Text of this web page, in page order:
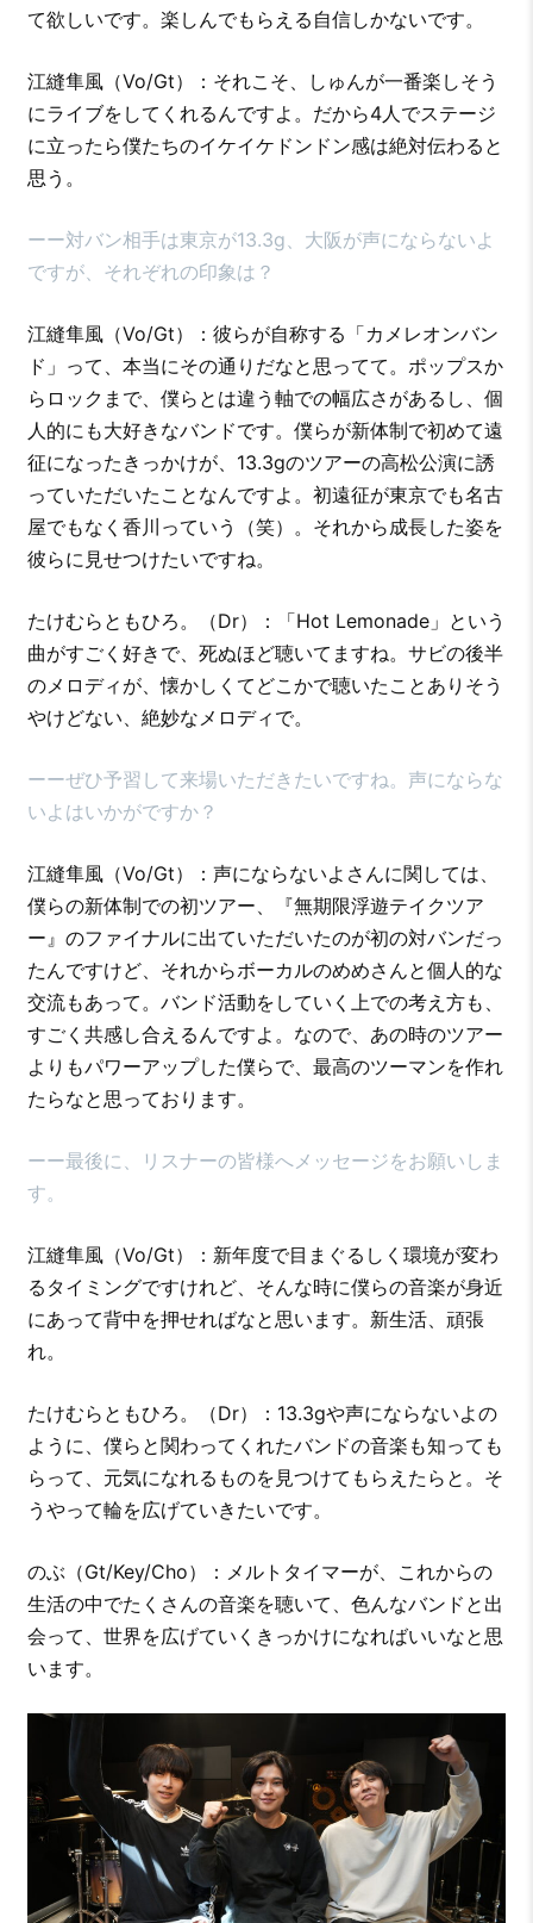
て欲しいです。楽しんでもらえる自信しかないです。
江縫隼風（Vo/Gt）：それこそ、しゅんが一番楽しそう
にライブをしてくれるんですよ。だから4人でステージ
に立ったら僕たちのイケイケドンドン感は絶対伝わると
思う。
ーー対バン相手は東京が13.3g、大阪が声にならないよ
ですが、それぞれの印象は？
江縫隼風（Vo/Gt）：彼らが自称する「カメレオンバン
ド」って、本当にその通りだなと思ってて。ポップスか
らロックまで、僕らとは違う軸での幅広さがあるし、個
人的にも大好きなバンドです。僕らが新体制で初めて遠
征になったきっかけが、13.3gのツアーの高松公演に誘
っていただいたことなんですよ。初遠征が東京でも名古
屋でもなく香川っていう（笑）。それから成長した姿を
彼らに見せつけたいですね。
たけむらともひろ。（Dr）：「Hot Lemonade」という
曲がすごく好きで、死ぬほど聴いてますね。サビの後半
のメロディが、懐かしくてどこかで聴いたことありそう
やけどない、絶妙なメロディで。
ーーぜひ予習して来場いただきたいですね。声にならな
いよはいかがですか？
江縫隼風（Vo/Gt）：声にならないよさんに関しては、
僕らの新体制での初ツアー、『無期限浮遊テイクツア
ー』のファイナルに出ていただいたのが初の対バンだっ
たんですけど、それからボーカルのめめさんと個人的な
交流もあって。バンド活動をしていく上での考え方も、
すごく共感し合えるんですよ。なので、あの時のツアー
よりもパワーアップした僕らで、最高のツーマンを作れ
たらなと思っております。
ーー最後に、リスナーの皆様へメッセージをお願いしま
す。
江縫隼風（Vo/Gt）：新年度で目まぐるしく環境が変わ
るタイミングですけれど、そんな時に僕らの音楽が身近
にあって背中を押せればなと思います。新生活、頑張
れ。
たけむらともひろ。（Dr）：13.3gや声にならないよの
ように、僕らと関わってくれたバンドの音楽も知っても
らって、元気になれるものを見つけてもらえたらと。そ
うやって輪を広げていきたいです。
のぶ（Gt/Key/Cho）：メルトタイマーが、これからの
生活の中でたくさんの音楽を聴いて、色んなバンドと出
会って、世界を広げていくきっかけになればいいなと思
います。